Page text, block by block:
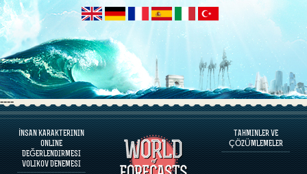
----
İNSAN KARAKTERININ
ONLINE
DEĞERLENDIRMESI
VOLIKOV DENEMESI
TAHMINLER VE
ÇÖZÜMLEMELER
PROGRAM HAKKINDA
İNSAN KARAKTERINI DEĞERLENDIRINIZ
ÜNLÜ KIŞILIKLERI KARAKTER DEĞERLENDIRILMESI